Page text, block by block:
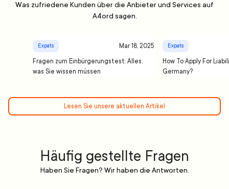
Was zufriedene Kunden über die Anbieter und Services auf
A4ord sagen.
Expats Mar 18, 2025
Fragen zum Einbürgerungstest: Alles,
was Sie wissen müssen
Expats
How To Apply For
Germany?
Lesen Sie unsere aktuellen Artikel
Häufig gestellte Fragen
Haben Sie Fragen? Wir haben die Antworten.